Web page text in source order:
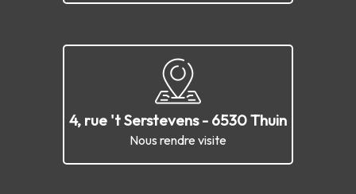
4, rue 't Serstevens - 6530 Thuin
Nous rendre visite